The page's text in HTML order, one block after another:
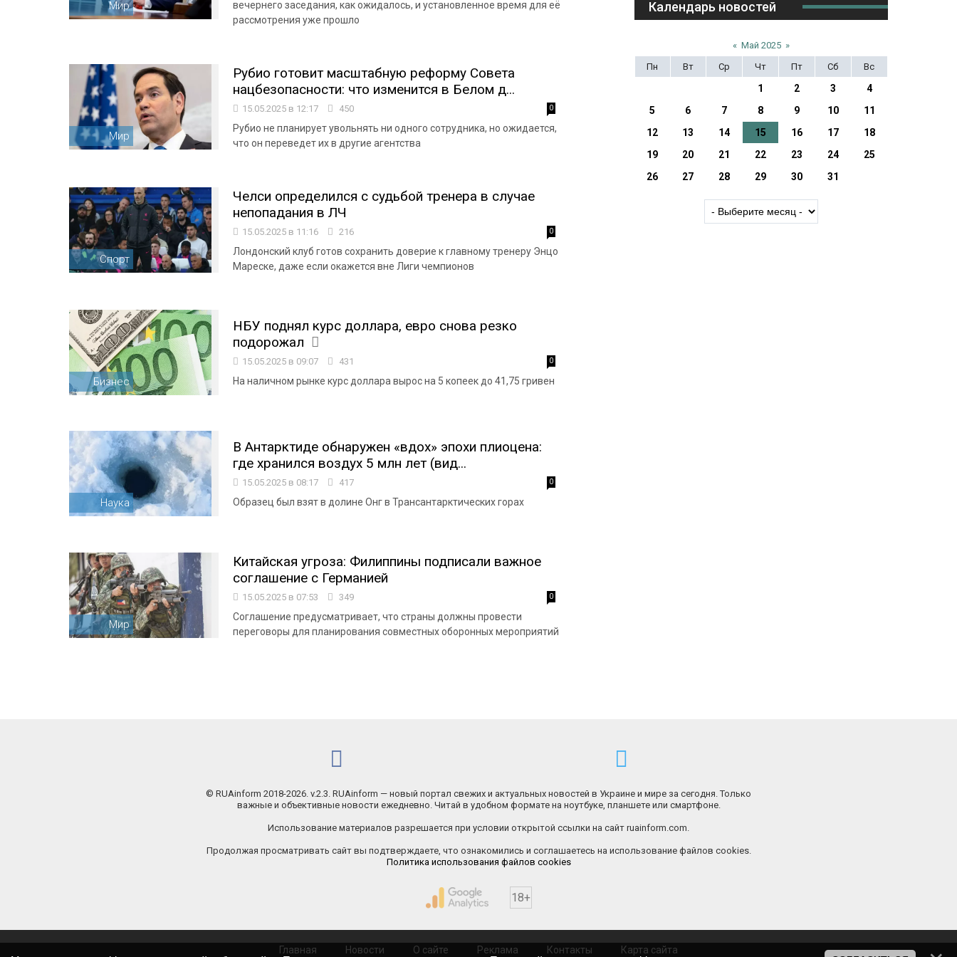
Мир
вечернего заседания, как ожидалось, и установленное время для её
рассмотрения уже прошло
Мир
Рубио готовит масштабную реформу Совета
нацбезопасности: что изменится в Белом д...
15.05.2025 в 12:17 450 0
Рубио не планирует увольнять ни одного сотрудника, но ожидается,
что он переведет их в другие агентства
Спорт
Челси определился с судьбой тренера в случае
непопадания в ЛЧ
15.05.2025 в 11:16 216 0
Лондонский клуб готов сохранить доверие к главному тренеру Энцо
Мареске, даже если окажется вне Лиги чемпионов
Бизнес
НБУ поднял курс доллара, евро снова резко
подорожал
15.05.2025 в 09:07 431 0
На наличном рынке курс доллара вырос на 5 копеек до 41,75 гривен
Наука
В Антарктиде обнаружен «вдох» эпохи плиоцена:
где хранился воздух 5 млн лет (вид...
15.05.2025 в 08:17 417 0
Образец был взят в долине Онг в Трансантарктических горах
Мир
Китайская угроза: Филиппины подписали важное
соглашение с Германией
15.05.2025 в 07:53 349 0
Соглашение предусматривает, что страны должны провести
переговоры для планирования совместных оборонных мероприятий
Календарь новостей
« Май 2025 »
Пн
Вт Ср Чт Пт Сб Вс
1 2 3
4
5
6 7 8 9 10
11
12
13 14 15 16 17
18
19
20 21 22 23 24
25
26
27 28 29 30 31
© RUAinform 2018-2026. v.2.3. RUAinform — новый портал свежих и актуальных новостей в Украине и мире за сегодня. Только
важные и объективные новости ежедневно. Читай в удобном формате на ноутбуке, планшете или смартфоне.
Использование материалов разрешается при условии открытой ссылки на сайт ruainform.com.
Продолжая просматривать сайт вы подтверждаете, что ознакомились и соглашаетесь на использование файлов cookies.
Политика использования файлов cookies
18+
Главная Новости О сайте Реклама Контакты Карта сайта